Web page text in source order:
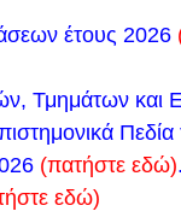
του
μαθητών του
έτους 2026
Τμημάτων και
Πεδία
(πατήστε εδώ)
εδώ)